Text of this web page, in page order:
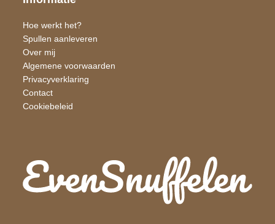
Hoe werkt het?
Spullen aanleveren
Over mij
Algemene voorwaarden
Privacyverklaring
Contact
Cookiebeleid